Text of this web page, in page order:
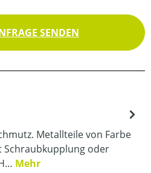
SENDEN
Metallteile von Farbe
Schraubkupplung oder
Mehr